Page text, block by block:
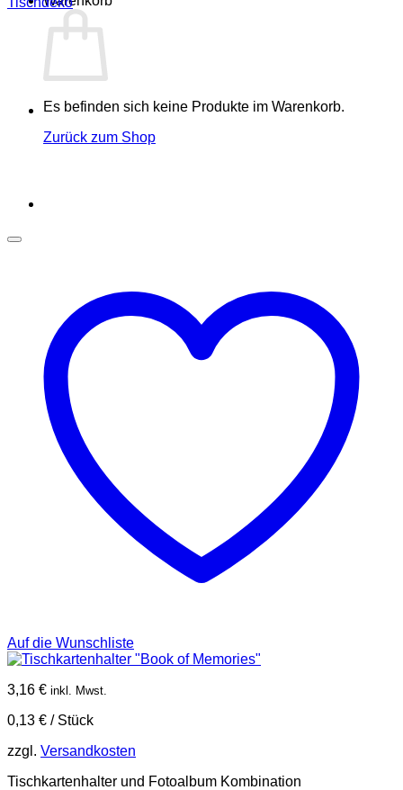
Es befinden sich keine Produkte im Warenkorb.
Zurück zum Shop
Auf die Wunschliste
3,16 € inkl. Mwst.
0,13 € / Stück
zzgl. Versandkosten
Tischkartenhalter und Fotoalbum Kombination